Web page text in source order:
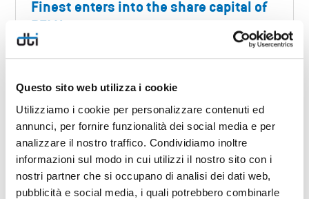
Questo sito web utilizza i cookie
Utilizziamo i cookie per personalizzare contenuti ed
annunci, per fornire funzionalità dei social media e per
analizzare il nostro traffico. Condividiamo inoltre
informazioni sul modo in cui utilizzi il nostro sito con i
nostri partner che si occupano di analisi dei dati web,
pubblicità e social media, i quali potrebbero combinarle
Finest enters into the share capital of